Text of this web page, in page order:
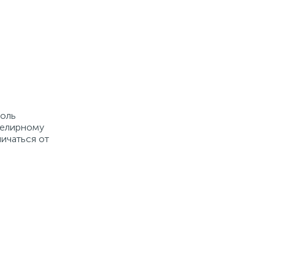
от